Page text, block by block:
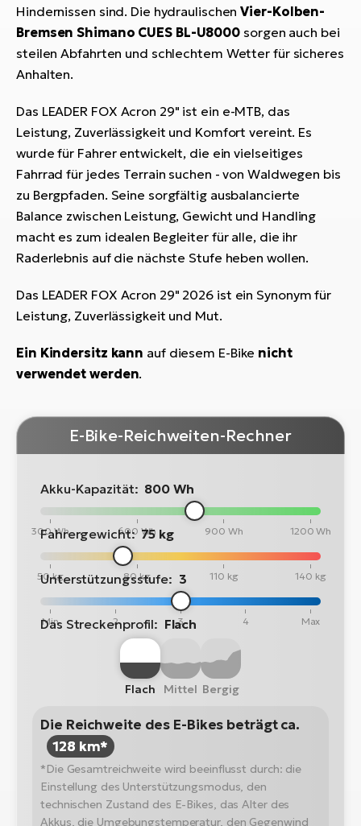
Hindernissen sind. Die hydraulischenVier-Kolben-
Bremsen Shimano CUES BL-U8000 sorgen auch bei
steilen Abfahrten und schlechtem Wetter für sicheres
Anhalten.
Das LEADER FOX Acron 29" ist ein e-MTB, das
Leistung, Zuverlässigkeit und Komfort vereint. Es
wurde für Fahrer entwickelt, die ein vielseitiges
Fahrrad für jedes Terrain suchen - von Waldwegen bis
zu Bergpfaden. Seine sorgfältig ausbalancierte
Balance zwischen Leistung, Gewicht und Handling
macht es zum idealen Begleiter für alle, die ihr
Raderlebnis auf die nächste Stufe heben wollen.
Das LEADER FOX Acron 29" 2026 ist ein Synonym für
Leistung, Zuverlässigkeit und Mut.
Ein Kindersitz kann auf diesem E-Bike nicht
verwendet werden.
E-Bike-Reichweiten-Rechner
Akku-Kapazität: 800 Wh
300 Wh 600 Wh 900 Wh 1200 Wh
Fahrergewicht: 75 kg
50 kg 80 kg 110 kg 140 kg
Unterstützungsstufe: 3
Min 2 3 4 Max
Das Streckenprofil: Flach
Flach Mittel Bergig
Die Reichweite des E-Bikes beträgt ca.
128 km*
*Die Gesamtreichweite wird beeinflusst durch: die
Einstellung des Unterstützungsmodus, den
technischen Zustand des E-Bikes, das Alter des
Akkus, die Umgebungstemperatur, den Gegenwind